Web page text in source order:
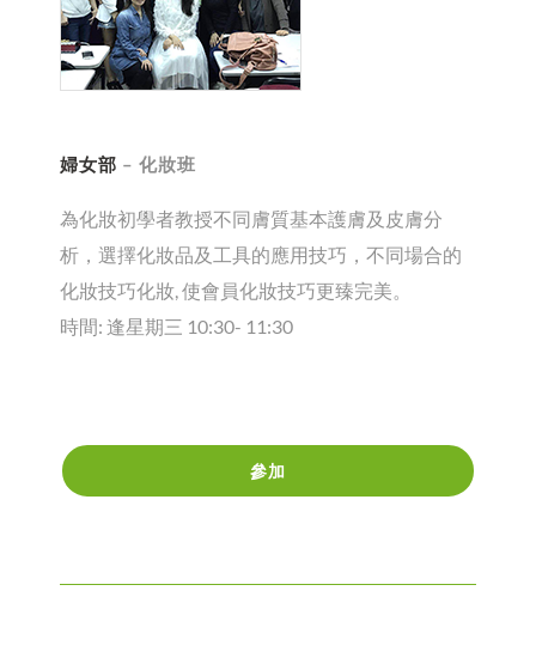
婦女部 – 化妝班
為化妝初學者教授不同膚質基本護膚及皮膚分
析，選擇化妝品及工具的應用技巧，不同場合的
化妝技巧化妝, 使會員化妝技巧更臻完美。
時間: 逢星期三 10:30- 11:30
參加